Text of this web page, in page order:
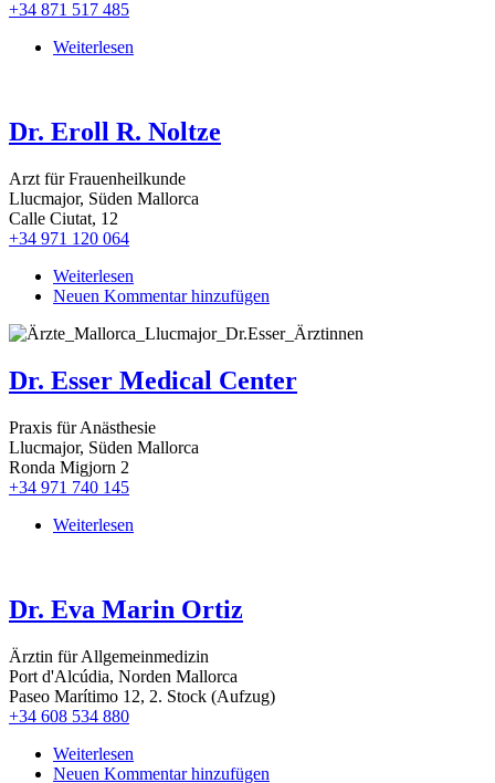
+34 871 517 485
Weiterlesen
Müller
Dr. Eroll R. Noltze
Arzt für Frauenheilkunde
Llucmajor, Süden Mallorca
Calle Ciutat, 12
+34 971 120 064
Weiterlesen
Dr.
R.
Neuen Kommentar hinzufügen
Dr. Esser Medical Center
Praxis für Anästhesie
Llucmajor, Süden Mallorca
Ronda Migjorn 2
+34 971 740 145
Weiterlesen
Center
Dr. Eva Marin Ortiz
Ärztin für Allgemeinmedizin
Port d'Alcúdia, Norden Mallorca
Paseo Marítimo 12, 2. Stock (Aufzug)
+34 608 534 880
Weiterlesen
Dr.
Neuen Kommentar hinzufügen